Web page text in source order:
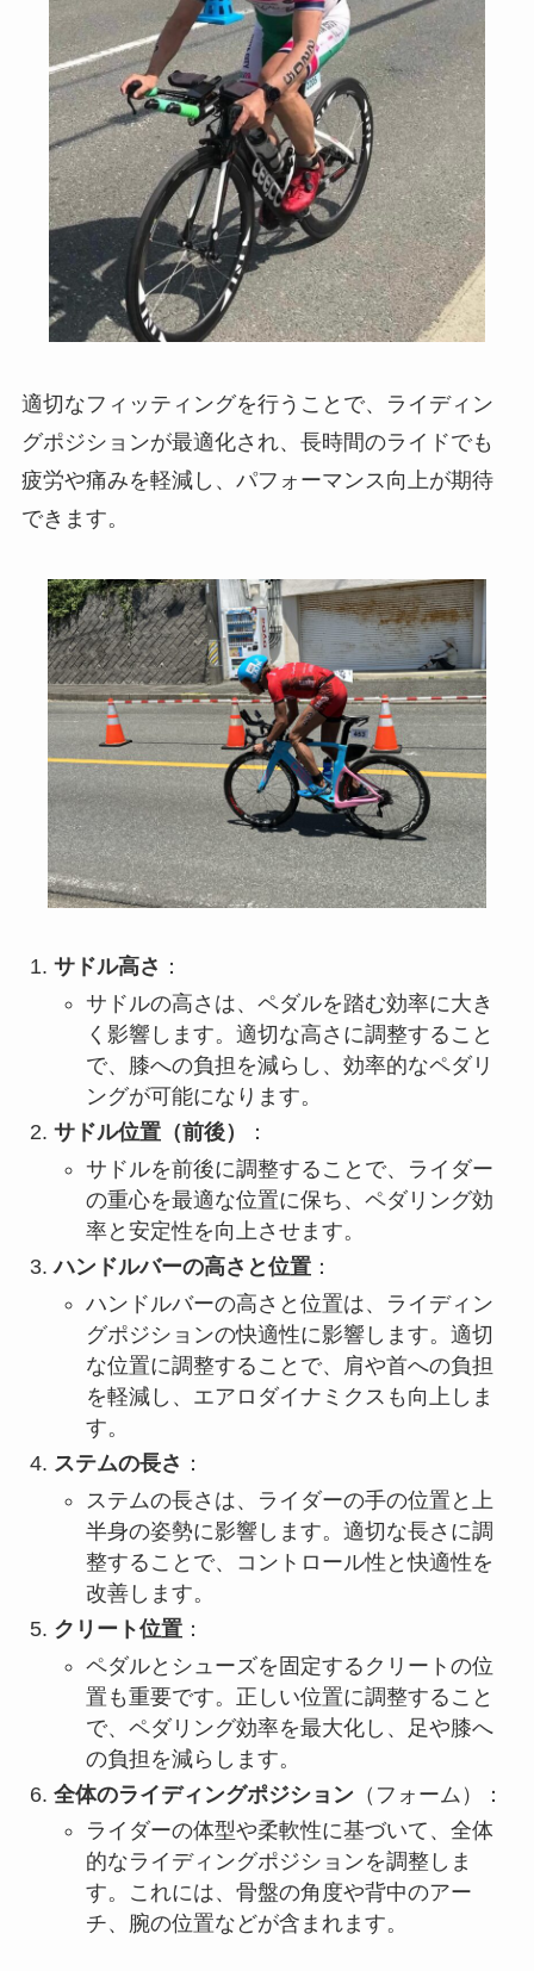
適切なフィッティングを行うことで、ライディン
グポジションが最適化され、長時間のライドでも
疲労や痛みを軽減し、パフォーマンス向上が期待
できます。
サドル高さ ：
サドルの高さは、ペダルを踏む効率に大き
く影響します。適切な高さに調整すること
で、膝への負担を減らし、効率的なペダリ
ングが可能になります。
サドル位置（前後）
：
サドルを前後に調整することで、ライダー
の重心を最適な位置に保ち、ペダリング効
率と安定性を向上させます。
ハンドルバーの高さと位置：
ハンドルバーの高さと位置は、ライディン
グポジションの快適性に影響します。適切
な位置に調整することで、肩や首への負担
を軽減し、エアロダイナミクスも向上しま
す。
ステムの長さ ：
ステムの長さは、ライダーの手の位置と上
半身の姿勢に影響します。適切な長さに調
整することで、コントロール性と快適性を
改善します。
クリート位置：
ペダルとシューズを固定するクリートの位
置も重要です。正しい位置に調整すること
で、ペダリング効率を最大化し、足や膝へ
の負担を減らします。
全体のライディングポジション（フォーム）：
ライダーの体型や柔軟性に基づいて、全体
的なライディングポジションを調整しま
す。これには、骨盤の角度や背中のアー
チ、腕の位置などが含まれます。